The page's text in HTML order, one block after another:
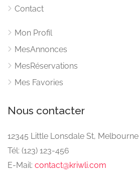
Contact
Mon Profil
MesAnnonces
MesRéservations
Mes Favories
Nous contacter
12345 Little Lonsdale St, Melbourne
Tél: (123) 123-456
E-Mail: contact@kriwli.com